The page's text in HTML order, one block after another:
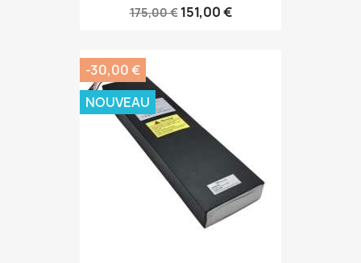
175,00 € 151,00 €
-30,00 €
NOUVEAU